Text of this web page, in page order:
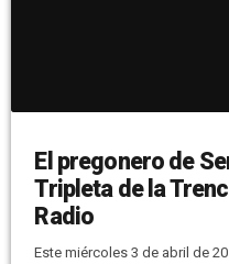
El pregonero de
Tripleta de la
Radio
Este miércoles 3 de abril de